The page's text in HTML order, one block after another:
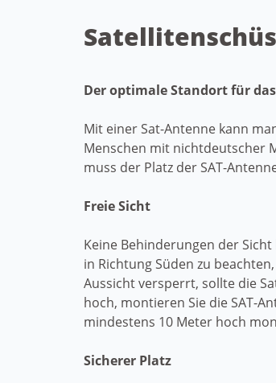
Der optimale Standort für
Mit einer Sat-Antenne kann
Menschen mit nichtdeutscher
muss der Platz der SAT-
Freie Sicht
Keine Behinderungen der
in Richtung Süden zu
Aussicht versperrt, sollte die
hoch, montieren Sie die SAT-
mindestens 10 Meter hoch
Sicherer Platz